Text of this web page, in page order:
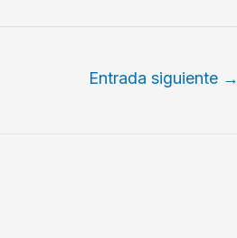
Entrada siguiente →